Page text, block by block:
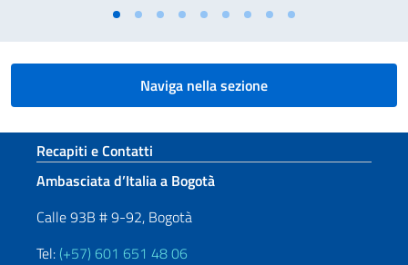
Naviga nella sezione
Sezione footer
Recapiti e Contatti
Ambasciata d’Italia a Bogotà
Calle 93B # 9-92, Bogotà
Tel: (+57) 601 651 48 06